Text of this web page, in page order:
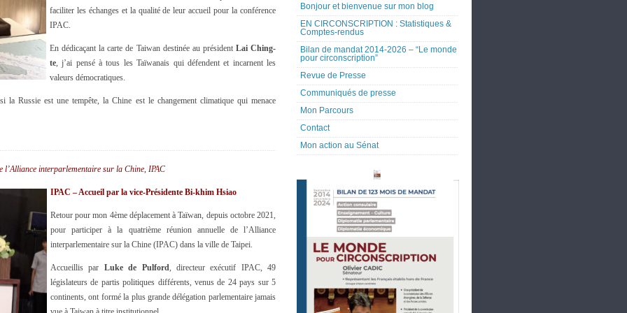
faciliter les échanges et la qualité de leur accueil pour la conférence
IPAC.
En dédicaçant la carte de Taiwan destinée au président Lai Ching-
te, j’ai pensé à tous les Taïwanais qui défendent et incarnent les
valeurs démocratiques.
Russie est une tempête, la Chine est le changement climatique qui menace
l’Alliance interparlementaire sur la Chine, IPAC
IPAC – Accueil par la vice-Présidente Bi-khim Hsiao
Retour pour mon 4ème déplacement à Taïwan, depuis octobre 2021,
pour participer à la quatrième réunion annuelle de l’Alliance
interparlementaire sur la Chine (IPAC) dans la ville de Taipei.
Accueillis par Luke de Pulford, directeur exécutif IPAC, 49
législateurs de partis politiques différents, venus de 24 pays sur 5
continents, ont formé la plus grande délégation parlementaire jamais
Bonjour et bienvenue sur mon blog
EN CIRCONSCRIPTION : Statistiques &
Comptes-rendus
Bilan de mandat 2014-2026 – “Le monde
pour circonscription”
Revue de Presse
Communiqués de presse
Mon Parcours
Contact
Mon action au Sénat